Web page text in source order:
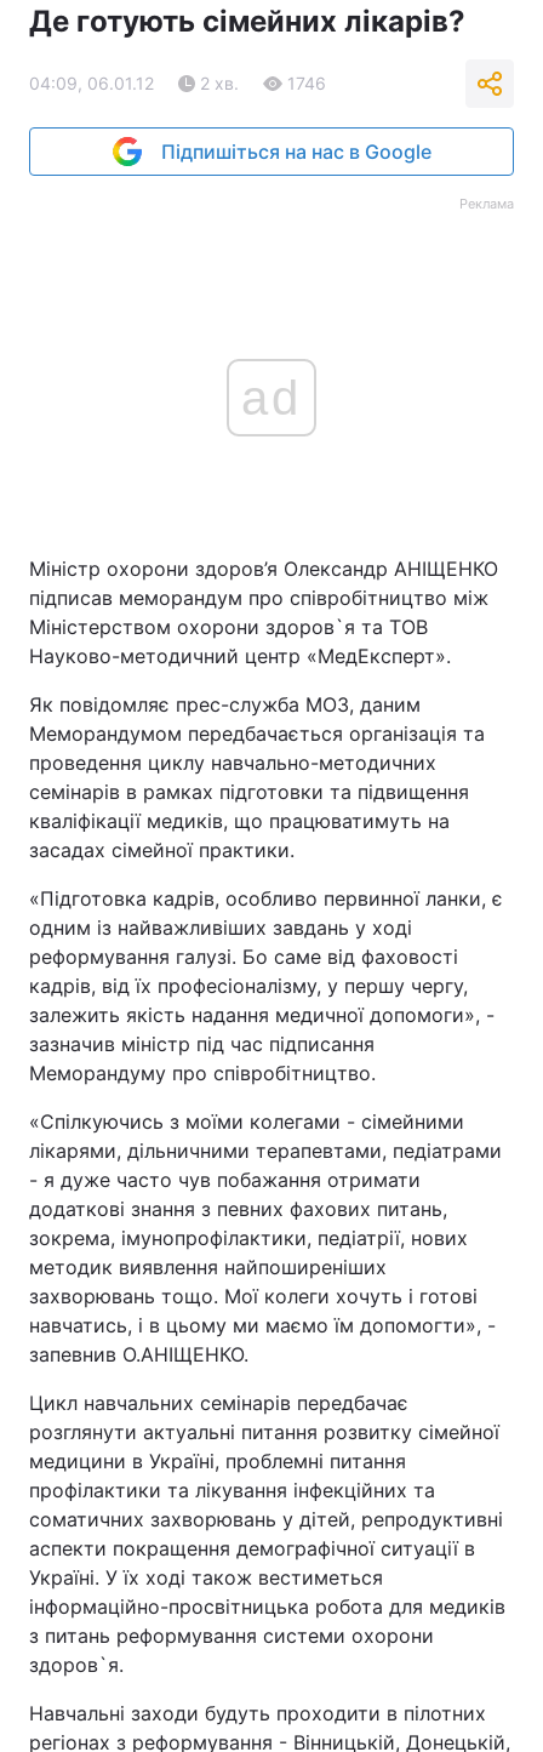
Де готують сімейних лікарів?
04:09, 06.01.12 2 хв. 1746
Підпишіться на нас в Google
Реклама
ad
Міністр охорони здоров’я Олександр АНІЩЕНКО
підписав меморандум про співробітництво між
Міністерством охорони здоров`я та ТОВ
Науково-методичний центр «МедЕксперт».
Як повідомляє прес-служба МОЗ, даним
Меморандумом передбачається організація та
проведення циклу навчально-методичних
семінарів в рамках підготовки та підвищення
кваліфікації медиків, що працюватимуть на
засадах сімейної практики.
«Підготовка кадрів, особливо первинної ланки, є
одним із найважливіших завдань у ході
реформування галузі. Бо саме від фаховості
кадрів, від їх професіоналізму, у першу чергу,
залежить якість надання медичної допомоги», -
зазначив міністр під час підписання
Меморандуму про співробітництво.
«Спілкуючись з моїми колегами - сімейними
лікарями, дільничними терапевтами, педіатрами
- я дуже часто чув побажання отримати
додаткові знання з певних фахових питань,
зокрема, імунопрофілактики, педіатрії, нових
методик виявлення найпоширеніших
захворювань тощо. Мої колеги хочуть і готові
навчатись, і в цьому ми маємо їм допомогти», -
запевнив О.АНІЩЕНКО.
Цикл навчальних семінарів передбачає
розглянути актуальні питання розвитку сімейної
медицини в Україні, проблемні питання
профілактики та лікування інфекційних та
соматичних захворювань у дітей, репродуктивні
аспекти покращення демографічної ситуації в
Україні. У їх ході також вестиметься
інформаційно-просвітницька робота для медиків
з питань реформування системи охорони
здоров`я.
Навчальні заходи будуть проходити в пілотних
регіонах з реформування - Вінницькій, Донецькій,